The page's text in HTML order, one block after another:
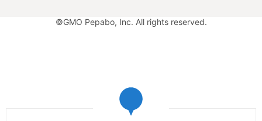
©GMO Pepabo, Inc. All rights reserved.